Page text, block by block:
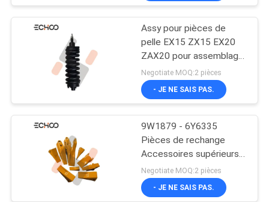
PLAN
POLICY
de train
d'atterrissage de
chargeur de voie
Pièces de train
d'atterrissage de
bouteur
184
Assy pour pièces de
pelle EX15 ZX15 EX20
ZAX20 pour assemblage
de cylindres à haute
tension de haute qualité
Hitachi
Negotiate MOQ:2 pièces
- JE NE SAIS PAS.
9W1879 - 6Y6335
Pièces de rechange
Accessoires supérieurs
Prix en gros pour
l'adaptateur de dents de
seau de l'excavatrice
Negotiate MOQ:2 pièces
- JE NE SAIS PAS.